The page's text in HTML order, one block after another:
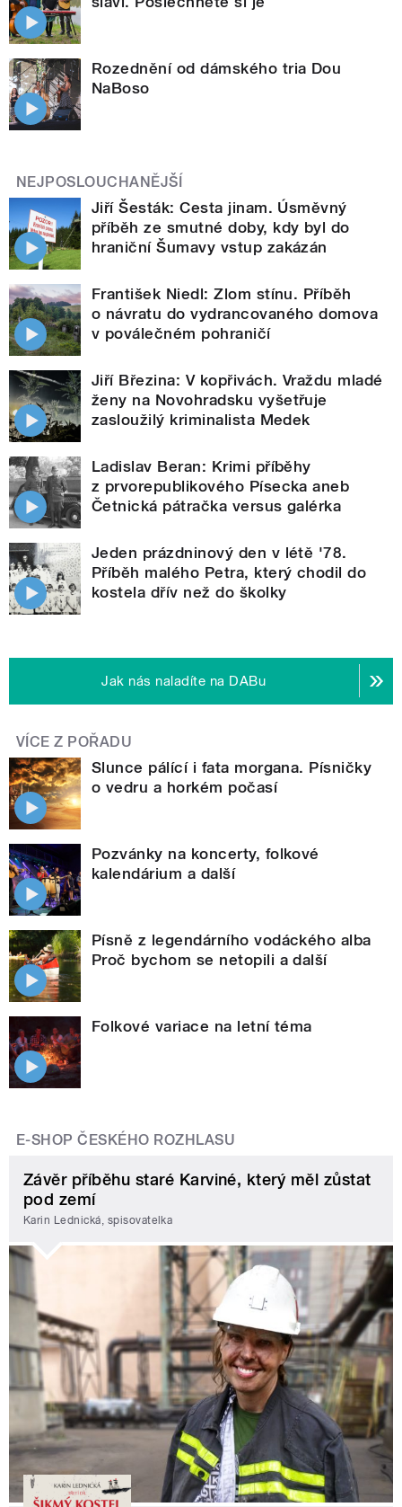
Rozednění od dámského tria Dou
NaBoso
NEJPOSLOUCHANĚJŠÍ
Jiří Šesták: Cesta jinam. Úsměvný
příběh ze smutné doby, kdy byl do
hraniční Šumavy vstup zakázán
František Niedl: Zlom stínu. Příběh
o návratu do vydrancovaného domova
v poválečném pohraničí
Jiří Březina: V kopřivách. Vraždu mladé
ženy na Novohradsku vyšetřuje
zasloužilý kriminalista Medek
Ladislav Beran: Krimi příběhy
z prvorepublikového Písecka aneb
Četnická pátračka versus galérka
Jeden prázdninový den v létě '78.
Příběh malého Petra, který chodil do
kostela dřív než do školky
Jak nás naladíte na DABu
VÍCE Z POŘADU
Slunce pálící i fata morgana. Písničky
o vedru a horkém počasí
Pozvánky na koncerty, folkové
kalendárium a další
Písně z legendárního vodáckého alba
Proč bychom se netopili a další
Folkové variace na letní téma
E-SHOP ČESKÉHO ROZHLASU
Závěr příběhu staré Karviné, který měl zůstat
pod zemí
Karin Lednická, spisovatelka